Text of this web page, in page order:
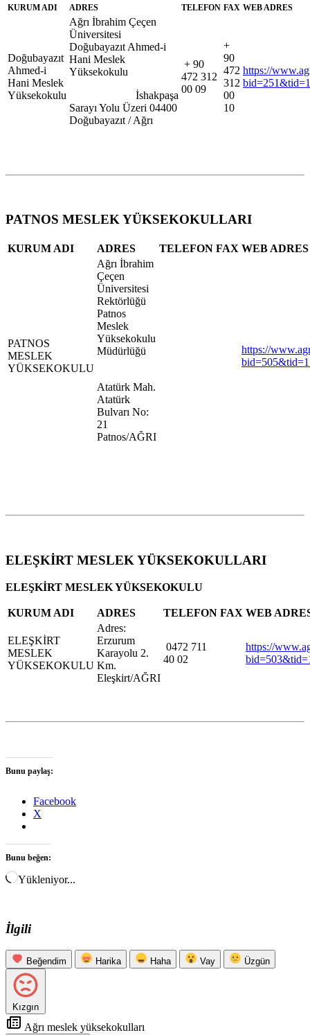
KURUM ADI ADRES TELEFON FAX WEB ADRES
Doğubayazıt
Ahmed-i
Hani Meslek
Yüksekokulu
Ağrı İbrahim Çeçen
Üniversitesi
Doğubayazıt Ahmed-i
Hani Meslek
Yüksekokulu
İshakpaşa
Sarayı Yolu Üzeri 04400
Doğubayazıt / Ağrı
+ 90
472 312
00 09
+
90
472
312
00
10
https://
PATNOS MESLEK YÜKSEKOKULLARI
KURUM ADI ADRES TELEFON FAX WEB ADRES
PATNOS
MESLEK
YÜKSEKOKULU
Ağrı İbrahim
Çeçen
Üniversitesi
Rektörlüğü
Patnos
Meslek
Yüksekokulu
Müdürlüğü
Atatürk Mah.
Atatürk
Bulvarı No:
21
Patnos/AĞRI
https://
ELEŞKİRT MESLEK YÜKSEKOKULLARI
ELEŞKİRT MESLEK YÜKSEKOKULU
KURUM ADI ADRES TELEFON FAX WEB
ELEŞKİRT
MESLEK
YÜKSEKOKULU
Adres:
Erzurum
Karayolu 2.
Km.
Eleşkirt/AĞRI
0472 711
40 02
https://
Bunu paylaş:
Facebook
X
Bunu beğen:
Yükleniyor...
İlgili
Beğendim Harika Haha Vay Üzgün
Kızgın
Ağrı meslek yüksekokulları